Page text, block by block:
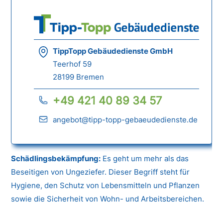
TippTopp Gebäudedienste GmbH
Teerhof 59
28199 Bremen
+49 421 40 89 34 57
angebot@tipp-topp-gebaeudedienste.de
Schädlingsbekämpfung: Es geht um mehr als das
Beseitigen von Ungeziefer. Dieser Begriff steht für
Hygiene, den Schutz von Lebensmitteln und Pflanzen
sowie die Sicherheit von Wohn- und Arbeitsbereichen.